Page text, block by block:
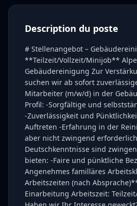
Description du poste
# Stellenangebot –
**Teilzeit/Vollzeit/Minijob**
Gebäudereinigung Zur
suchen wir ab sofort
Mitarbeiter (m/w/d) in der
Profil: -Sorgfältige und
-Zuverlässigkeit und
Auftreten -Erfahrung in der
aber nicht zwingend
Deutschkenntnisse sind
bieten: -Faire und pünktliche
Angenehmes familläres
Arbeitszeiten (nach
Einarbeitung Arbeitszeit: